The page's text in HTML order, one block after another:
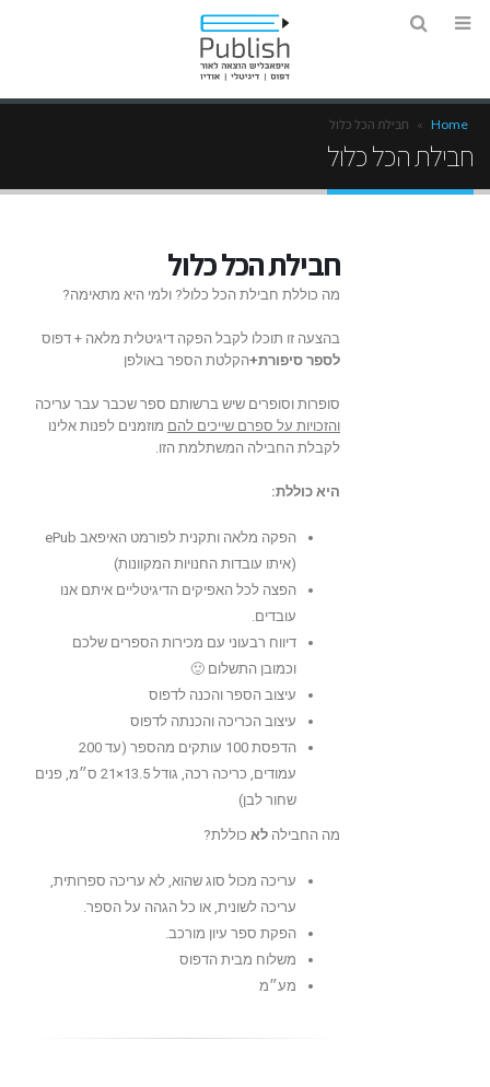
Home
» חבילת הכל כלול
חבילת הכל כלול
חבילת הכל כלול
מה כוללת חבילת הכל כלול? ולמי היא מתאימה?
בהצעה זו תוכלו לקבל הפקה דיגיטלית מלאה + דפוס
לספר סיפורת+הקלטת הספר באולפן
סופרות וסופרים שיש ברשותם ספר שכבר עבר עריכה
והזכויות על ספרם שייכים להם מוזמנים לפנות אלינו
לקבלת החבילה המשתלמת הזו.
היא כוללת:
הפקה מלאה ותקנית לפורמט האיפאב ePub
(איתו עובדות החנויות המקוונות)
הפצה לכל האפיקים הדיגיטליים איתם אנו
עובדים.
דיווח רבעוני עם מכירות הספרים שלכם
וכמובן התשלום 🙂
עיצוב הספר והכנה לדפוס
עיצוב הכריכה והכנתה לדפוס
הדפסת 100 עותקים מהספר (עד 200
עמודים, כריכה רכה, גודל 13.5×21 ס״מ, פנים
שחור לבן)
מה החבילה לא כוללת?
עריכה מכול סוג שהוא, לא עריכה ספרותית,
עריכה לשונית, או כל הגהה על הספר.
הפקת ספר עיון מורכב.
משלוח מבית הדפוס
מע״מ